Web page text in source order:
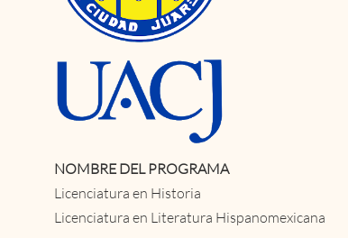
NOMBRE DEL PROGRAMA
Licenciatura en Historia
Licenciatura en Literatura Hispanomexicana